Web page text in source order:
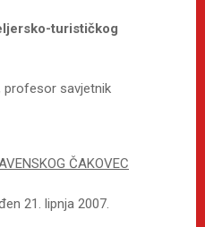
turističkog
profesor savjetnik
ČAKOVEC
21. lipnja 2007.